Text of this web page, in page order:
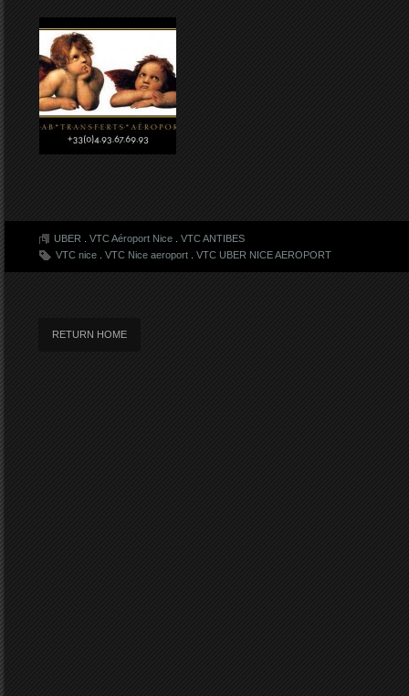
UBER VTC Aéroport Nice
VTC ANTIBES
VTC nice
VTC Nice aeroport VTC UBER NICE AEROPORT
RETURN HOME